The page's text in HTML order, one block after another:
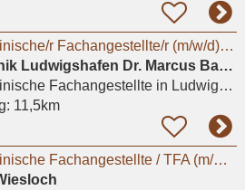
Tiermedizinische/r Fachangestellte/r (m/w/d) in Voll- und Teilzeit gesucht
Pferdeklinik Ludwigshafen Dr. Marcus Bayer, Dr. Wigo Horstmann, Dr. Johanna Engl
Fachangestelltein Ludwigshafen am Rhein, Maudach
11,5km
Tiermedizinische Fachangestellte / TFA (m/w/d) – Wiesloch (Heidelberg)